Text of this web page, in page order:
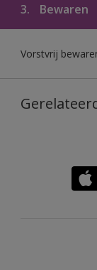
3. Bewaren
Vorstvrij